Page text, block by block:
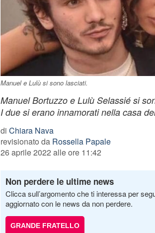
Manuel e Lulù si sono lasciati.
Manuel Bortuzzo e Lulù Selassié si
I due si erano innamorati nella casa
di Chiara Nava
revisionato da Rossella Papale
26 aprile 2022 alle ore 11:42
Non perdere le ultime news
Clicca sull’argomento che ti interessa per
aggiornato con le news da non perdere.
GRANDE FRATELLO